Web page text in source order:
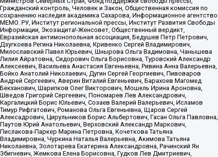
Гражданский контроль, Человек и Закон, Общественная комиссия по
сохранению наследия академика Сахарова, Информационное агентство
МЕМО. РУ, Институт региональной прессы, Институт Развития Свободы
Информации, Экозащита!-Женсовет, Общественный вердикт,
Евразийская антимонопольная ассоциация, Бедушев Петр Петрович,
Дзугкоева Регина Николаевна, Кривенко Сергей Владимирович,
Милославский Павел Юрьевич, Шнырова Ольга Вадимовна, Чанышева
Лилия Айратовна, Сидорович Ольга Борисовна, Туровский Александр
Алексеевич, Васильева Анастасия Евгеньевна, Ривина Анна Валерьевна,
Бойко Анатолий Николаевич, Дугин Сергей Георгиевич, Пивоваров
Андрей Сергеевич, Аверин Виталий Евгеньевич, Барахоев Магомед
Бекханович, Шарипков Олег Викторович, Мошель Ирина Ароновна,
Шведов Григорий Сергеевич, Пономарев Лев Александрович,
Каргалицкий Борис Юльевич, Созаев Валерий Валерьевич, Исламов
Тимур Рифгатович, Романова Ольга Евгеньевна, Щаров Сергей
Алексадрович, Цирульников Борис Альбертович, Гасан Ольга Павловна,
Паутов Юрий Анатольевич, Верховский Александр Маркович,
Пислакова-Паркер Марина Петровна, Кочеткова Татьяна
Владимировна, Чуркина Наталья Валерьевна, Акимова Татьяна
Николаевна, Золотарева Екатерина Александровна, Рачинский Ян
Збигневич, Жемкова Елена Борисовна, Гудков Лев Дмитриевич,